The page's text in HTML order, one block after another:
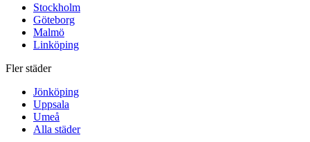
Stockholm
Göteborg
Malmö
Linköping
Fler städer
Jönköping
Uppsala
Umeå
Alla städer